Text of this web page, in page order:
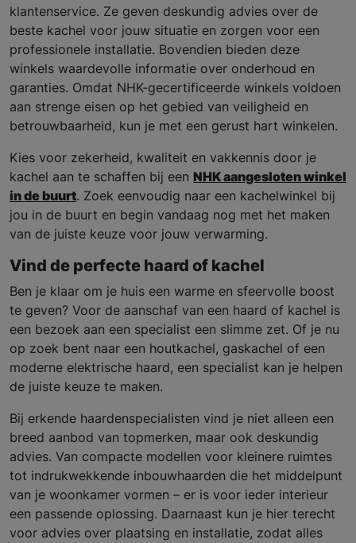
klantenservice. Ze geven deskundig advies over de
beste kachel voor jouw situatie en zorgen voor een
professionele installatie. Bovendien bieden deze
winkels waardevolle informatie over onderhoud en
garanties. Omdat NHK-gecertificeerde winkels voldoen
aan strenge eisen op het gebied van veiligheid en
betrouwbaarheid, kun je met een gerust hart winkelen.
Kies voor zekerheid, kwaliteit en vakkennis door je
kachel aan te schaffen bij een NHK aangesloten winkel
in de buurt. Zoek eenvoudig naar een kachelwinkel bij
jou in de buurt en begin vandaag nog met het maken
van de juiste keuze voor jouw verwarming.
Vind de perfecte haard of kachel
Ben je klaar om je huis een warme en sfeervolle boost
te geven? Voor de aanschaf van een haard of kachel is
een bezoek aan een specialist een slimme zet. Of je nu
op zoek bent naar een houtkachel, gaskachel of een
moderne elektrische haard, een specialist kan je helpen
de juiste keuze te maken.
Bij erkende haardenspecialisten vind je niet alleen een
breed aanbod van topmerken, maar ook deskundig
advies. Van compacte modellen voor kleinere ruimtes
tot indrukwekkende inbouwhaarden die het middelpunt
van je woonkamer vormen – er is voor ieder interieur
een passende oplossing. Daarnaast kun je hier terecht
voor advies over plaatsing en installatie, zodat alles